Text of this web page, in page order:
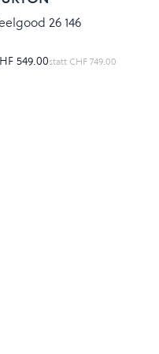
26 146
549.00statt CHF 749.00